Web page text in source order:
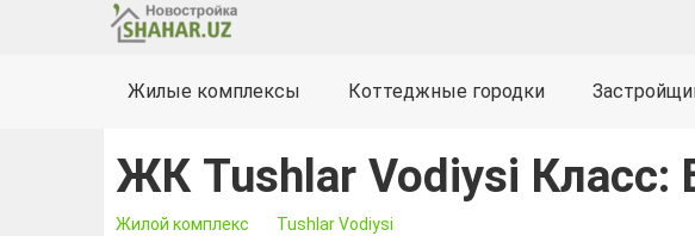
Жилые комплексы Коттеджные городки
ЖК Tushlar Vodiysi Класс:
Жилой комплекс Tushlar Vodiysi